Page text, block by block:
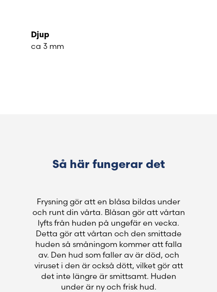
Djup
ca 3 mm
Så här fungerar det
Frysning gör att en blåsa bildas under
och runt din vårta. Blåsan gör att vårtan
lyfts från huden på ungefär en vecka.
Detta gör att vårtan och den smittade
huden så småningom kommer att falla
av. Den hud som faller av är död, och
viruset i den är också dött, vilket gör att
det inte längre är smittsamt. Huden
under är ny och frisk hud.